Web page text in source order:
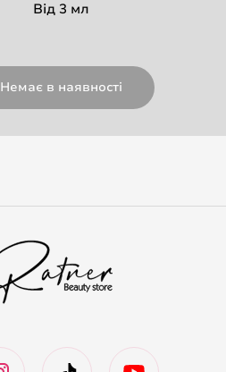
Від 3 мл
Немає в наявності